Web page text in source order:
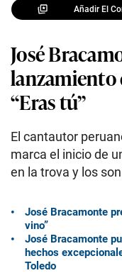
Añadir El
José
lanzamiento
“Eras tú”
El cantautor
marca el inicio de
en la trova y los
José Bracamonte
vino”
José Bracamonte
hechos
Toledo